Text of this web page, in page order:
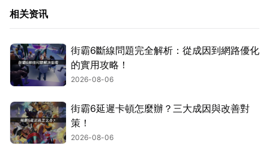
相关资讯
街霸6斷線問題完全解析：從成因到網路優化
的實用攻略！
2026-08-06
街霸6延遲卡頓怎麼辦？三大成因與改善對
策！
2026-08-06